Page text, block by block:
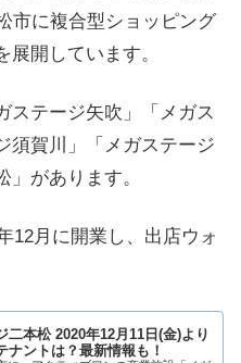
市に複合型ショッピング
展開しています。
ステージ矢吹」「メガス
須賀川」「メガステージ
があります。
12月に開業し、出店ウォ
二本松 2020年12月11日(金)より
ナントは？最新情報も！